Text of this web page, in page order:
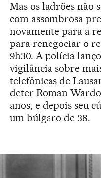
Mas os ladrões não
com assombrosa
novamente para a
para renegociar o
9h30. A polícia
vigilância sobre
telefônicas de
deter Roman
anos, e depois seu
um búlgaro de 38.